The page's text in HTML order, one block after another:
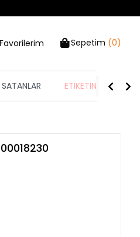
Favorilerim Sepetim (0)
ETİKETİN YARISI